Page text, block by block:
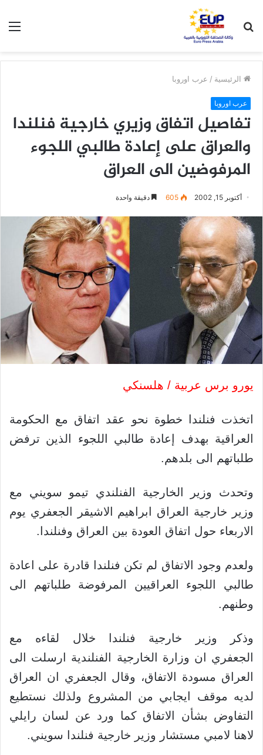
عن
الرئيسية / عرب اوروبا
عرب اوروبا
تفاصيل اتفاق وزيري خارجية فنلندا
والعراق على إعادة طالبي اللجوء
المرفوضين الى العراق
أكتوبر 15, 2002 605 دقيقة واحدة
يورو برس عربية / هلسنكي
اتخذت فنلندا خطوة نحو عقد اتفاق مع الحكومة
العراقية بهدف إعادة طالبي اللجوء الذين ترفض
طلباتهم الى بلدهم.
وتحدث وزير الخارجية الفنلندي تيمو سويني مع
وزير خارجية العراق ابراهيم الاشيقر الجعفري يوم
الاربعاء حول اتفاق العودة بين العراق وفنلندا.
ولعدم وجود الاتفاق لم تكن فنلندا قادرة على اعادة
طالبي اللجوء العراقيين المرفوضة طلباتهم الى
وطنهم.
وذكر وزير خارجية فنلندا خلال لقاءه مع
الجعفري ان وزارة الخارجية الفنلندية ارسلت الى
العراق مسودة الاتفاق، وقال الجعفري ان العراق
لديه موقف ايجابي من المشروع ولذلك نستطيع
التفاوض بشأن الاتفاق كما ورد عن لسان رايلي
لاهنا لامبي مستشار وزير خارجية فنلندا سويني.